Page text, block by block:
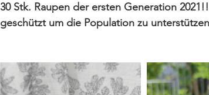
30 Stk. Raupen der ersten Generation
geschützt um die Population zu